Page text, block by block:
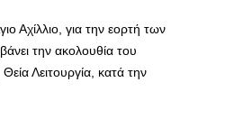
Αχίλλιο, για την εορτή των
την ακολουθία του
Λειτουργία, κατά την